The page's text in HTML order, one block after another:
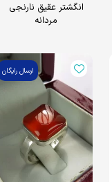
انگشتر عقیق نارنجی
مردانه
ارسال رایگان